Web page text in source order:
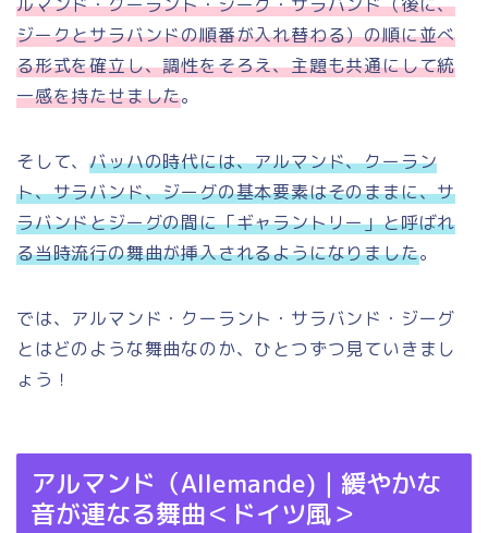
ジークとサラバンドの順番が入れ替わる）の順に並べ
る形式を確立し、調性をそろえ、主題も共通にして統
一感を持たせました。
そして、バッハの時代には、アルマンド、クーラン
ト、サラバンド、ジーグの基本要素はそのままに、サ
ラバンドとジーグの間に「ギャラントリー」と呼ばれ
る当時流行の舞曲が挿入されるようになりました。
では、アルマンド・クーラント・サラバンド・ジーグ
とはどのような舞曲なのか、ひとつずつ見ていきまし
ょう！
アルマンド（Allemande)｜緩やかな
音が連なる舞曲＜ドイツ風＞